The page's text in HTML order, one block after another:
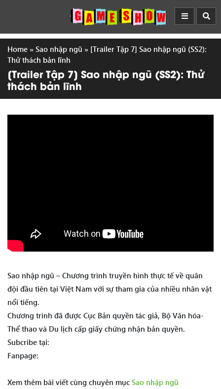
Home » Sao nhập ngũ » [Trailer Tập 7] Sao nhập ngũ (SS2):
Thử thách bản lĩnh
[Trailer Tập 7] Sao nhập ngũ (SS2): Thử
thách bản lĩnh
Sao nhập ngũ – Chương trình truyền hình thực tế về quân
đội đầu tiên tại Việt Nam với sự tham gia của nhiều nhân vật
nổi tiếng.
Chương trình đã được Cục Bản quyền tác giả, Bộ Văn hóa-
Thể thao và Du lịch cấp giấy chứng nhận bản quyền.
Subcribe tại:
Fanpage:
Xem thêm bài viết cùng chuyên mục Sao nhập ngũ